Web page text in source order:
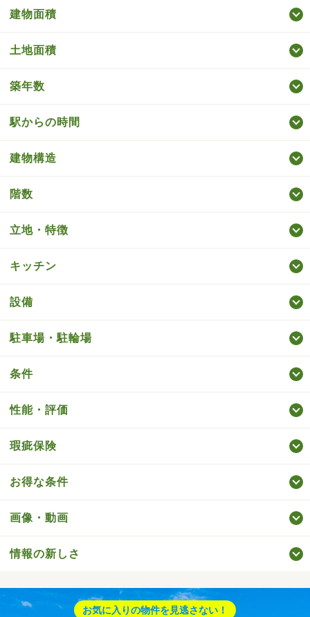
建物面積
土地面積
築年数
駅からの時間
建物構造
階数
立地・特徴
キッチン
設備
駐車場・駐輪場
条件
性能・評価
瑕疵保険
お得な条件
画像・動画
情報の新しさ
お気に入りの物件を見逃さない！